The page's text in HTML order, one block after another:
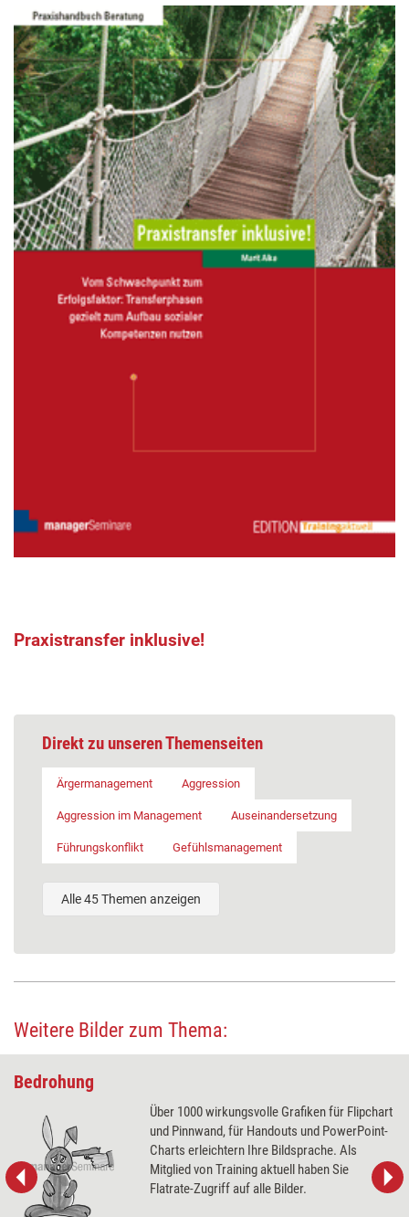
Praxistransfer inklusive!
Direkt zu unseren Themenseiten
Ärgermanagement Aggression
Aggression im Management Auseinandersetzung
Führungskonflikt Gefühlsmanagement
Alle 45 Themen anzeigen
Weitere Bilder zum Thema:
Bedrohung
Über 1000 wirkungsvolle Grafiken für Flipchart
und Pinnwand, für Handouts und PowerPoint-
Charts erleichtern Ihre Bildsprache. Als
Mitglied von Training aktuell haben Sie
Flatrate-Zugriff auf alle Bilder.